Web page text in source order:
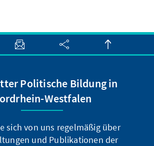
Politische Bildung in
Westfalen
sich von uns regelmäßig über
und Publikationen der